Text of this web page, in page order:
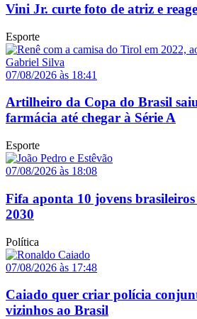
Vini Jr. curte foto de atriz e
Esporte
07/08/2026 às 18:41
Artilheiro da Copa do Brasil
farmácia até chegar à Série A
Esporte
07/08/2026 às 18:08
Fifa aponta 10 jovens
2030
Política
07/08/2026 às 17:48
Caiado quer criar polícia
vizinhos ao Brasil